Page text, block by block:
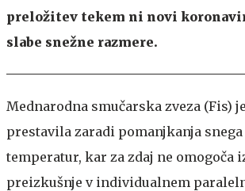
preložitev tekem ni novi
slabe snežne razmere.
Mednarodna smučarska zveza (Fis)
prestavila zaradi pomanjkanja
temperatur, kar za zdaj ne omogoča
preizkušnje v individualnem